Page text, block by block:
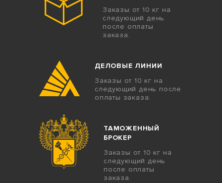
Заказы от 10 кг на
следующий день
после оплаты
заказа.
ДЕЛОВЫЕ ЛИНИИ
Заказы от 10 кг на
следующий день после
оплаты заказа.
ТАМОЖЕННЫЙ
БРОКЕР
Заказы от 10 кг на
следующий день
после оплаты
заказа.